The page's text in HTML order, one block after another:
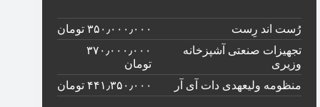
رُست اند رِست
۳۵۰٫۰۰۰٫۰۰۰ تومان
تجهیزات صنعتی آشپزخانه
وزیری
۳۷۰٫۰۰۰٫۰۰۰
تومان
منظومه ولیعهدی دات آی آر
۴۴۱٫۳۵۰٫۰۰۰ تومان